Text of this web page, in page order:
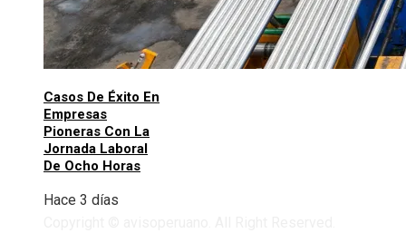
Casos De Éxito En
Empresas
Pioneras Con La
Jornada Laboral
De Ocho Horas
Hace 3 días